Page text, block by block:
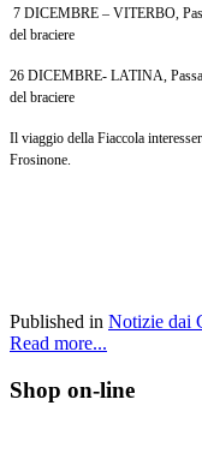
7 DICEMBRE – VITERBO,
del braciere
26 DICEMBRE- LATINA,
del braciere
Il viaggio della Fiaccola
Frosinone.
Published in Notizie dai
Read more...
Shop on-line